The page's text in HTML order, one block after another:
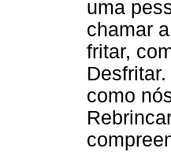
uma
chamar
fritar,
como